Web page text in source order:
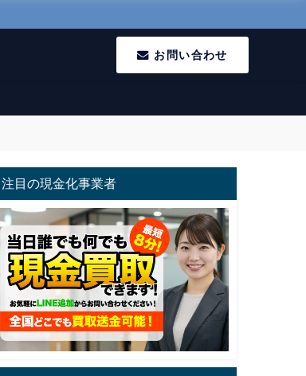
お問い合わせ
アースサポート
2024年12月10日
即日現金買取本舗
2025年6月7日
注目の現金化事業者